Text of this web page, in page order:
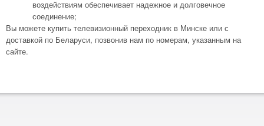
воздействиям обеспечивает надежное и долговечное
соединение;
Вы можете купить телевизионный переходник в Минске или с
доставкой по Беларуси, позвонив нам по номерам, указанным на
сайте.